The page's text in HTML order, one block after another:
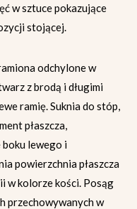
w sztuce pokazujące
stojącej.
odchylone w
z brodą i długimi
ramię. Suknia do stóp,
płaszcza,
lewego i
powierzchnia płaszcza
w kolorze kości. Posąg
przechowywanych w